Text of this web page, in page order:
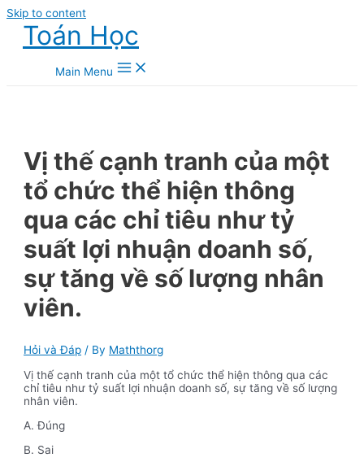
Skip to content
Toán Học
Main Menu
Vị thế cạnh tranh của một
tổ chức thể hiện thông
qua các chỉ tiêu như tỷ
suất lợi nhuận doanh số,
sự tăng về số lượng nhân
viên.
Hỏi và Đáp / By Maththorg
Vị thế cạnh tranh của một tổ chức thể hiện thông qua các
chỉ tiêu như tỷ suất lợi nhuận doanh số, sự tăng về số lượng
nhân viên.
A. Đúng
B. Sai